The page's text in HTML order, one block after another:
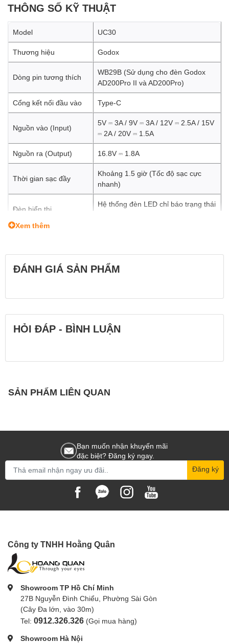
THÔNG SỐ KỸ THUẬT
Model UC30
Thương hiệu Godox
Dòng pin tương thích
WB29B (Sử dụng cho đèn Godox
AD200Pro II và AD200Pro)
Cổng kết nối đầu vào Type-C
Nguồn vào (Input)
5V ⎓ 3A / 9V ⎓ 3A / 12V ⎓ 2.5A / 15V
⎓ 2A / 20V ⎓ 1.5A
Nguồn ra (Output) 16.8V ⎓ 1.8A
Thời gian sạc đầy
Khoảng 1.5 giờ (Tốc độ sạc cực
nhanh)
Đèn hiển thị
Hệ thống đèn LED chỉ báo trạng thái
Xem thêm
ĐÁNH GIÁ SẢN PHẨM
HỎI ĐÁP - BÌNH LUẬN
SẢN PHẨM LIÊN QUAN
Bạn muốn nhận khuyến mãi
đặc biệt? Đăng ký ngay.
Đăng ký
Công ty TNHH Hoằng Quân
Showroom TP Hồ Chí Minh
27B Nguyễn Đình Chiểu, Phường Sài Gòn
(Cây Đa lớn, vào 30m)
Tel: 0912.326.326 (Gọi mua hàng)
Showroom Hà Nội